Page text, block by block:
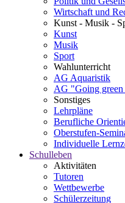
Wirtschaft und
Kunst - Musik -
Kunst
Musik
Sport
Wahlunterricht
AG Aquaristik
AG "Going
Sonstiges
Lehrpläne
Berufliche
Oberstufen-
Individuelle
Schulleben
Aktivitäten
Tutoren
Wettbewerbe
Schülerzeitung